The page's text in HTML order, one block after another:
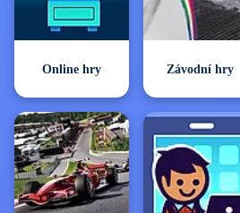
Online hry Závodní hry